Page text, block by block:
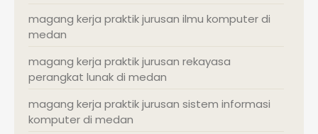
magang kerja praktik jurusan ilmu komputer di
medan
magang kerja praktik jurusan rekayasa
perangkat lunak di medan
magang kerja praktik jurusan sistem informasi
komputer di medan